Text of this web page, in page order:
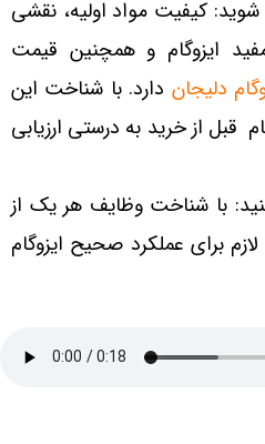
کیفیت مواد اولیه، نقشی
ایزوگام و همچنین قیمت
دلیجاندارد. با شناخت این
قبل از خرید به درستی ارزیابی
کنید: با شناخت وظایف هر یک از
برای عملکرد صحیح ایزوگام